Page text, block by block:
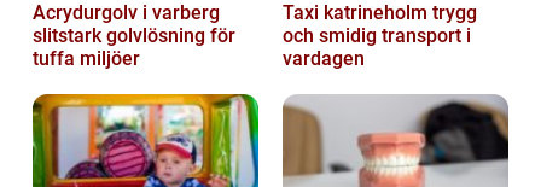
Acrydurgolv i varberg
slitstark golvlösning för
tuffa miljöer
Taxi katrineholm trygg
och smidig transport i
vardagen